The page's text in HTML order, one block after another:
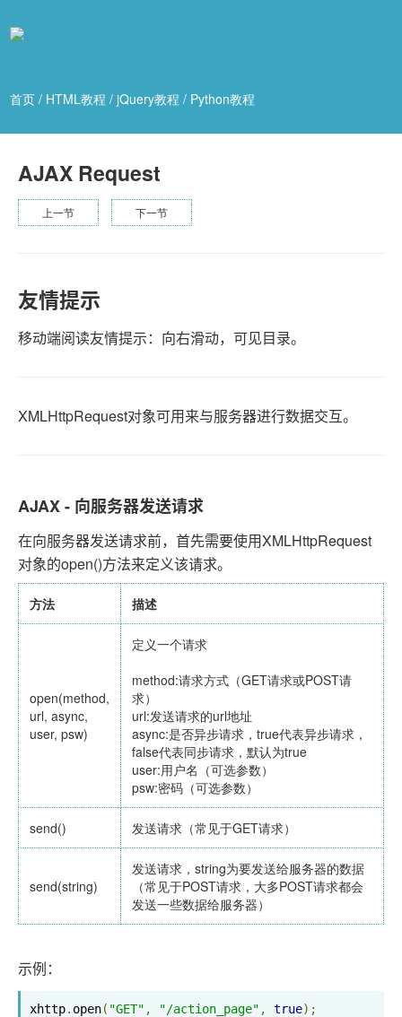
首页 / HTML教程 /jQuery教程 / Python教程
AJAX Request
上一节 下一节
友情提示
移动端阅读友情提示：向右滑动，可见目录。
XMLHttpRequest对象可用来与服务器进行数据交互。
AJAX - 向服务器发送请求
在向服务器发送请求前，首先需要使用XMLHttpRequest
对象的open()方法来定义该请求。
方法 描述
open(method,
url, async,
user, psw)
定义一个请求
method:请求方式（GET请求或POST请
求）
url:发送请求的url地址
async:是否异步请求，true代表异步请求，
false代表同步请求，默认为true
user:用户名（可选参数）
psw:密码（可选参数）
send() 发送请求（常见于GET请求）
send(string)
发送请求，string为要发送给服务器的数据
（常见于POST请求，大多POST请求都会
发送一些数据给服务器）
示例：
xhttp. open( "GET" , "/action_page" , true);